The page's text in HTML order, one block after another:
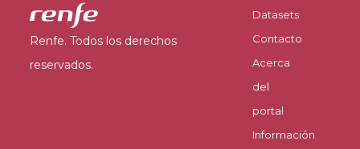
Renfe. Todos los derechos
reservados.
Datasets
Contacto
Acerca
del
portal
Información